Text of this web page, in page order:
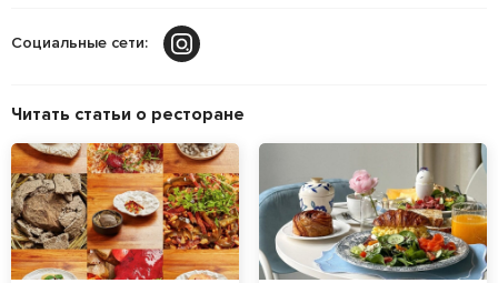
Социальные сети:
Читать статьи о ресторане